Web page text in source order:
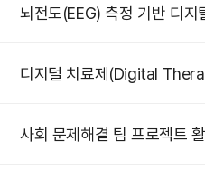
뇌전도(EEG) 측정 기반 디
디지털 치료제(Digital
사회 문제해결 팀 프로젝트